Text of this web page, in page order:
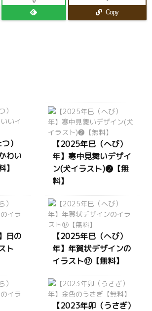
Copy
）
わい
】
【2025年巳（へび）
年】寒中見舞いデザイ
ン(犬イラスト)❷【無
料】
日の
ト
【2025年巳（へび）
年】年賀状デザインの
イラスト⑰【無料】
【2023年卯（うさぎ）